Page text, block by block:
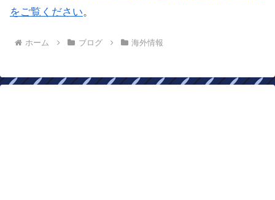
をご覧ください。
ホーム ブログ 海外情報